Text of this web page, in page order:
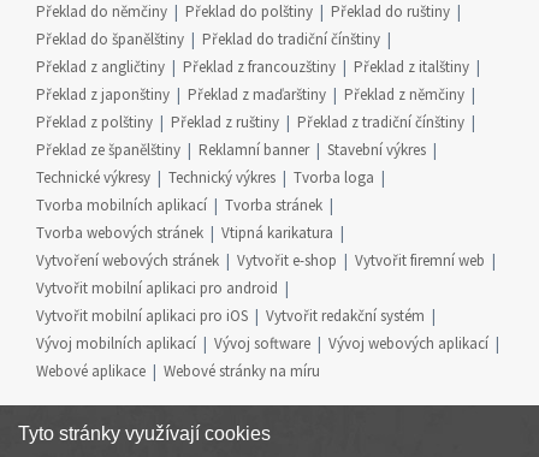
Překlad do němčiny
Překlad do polštiny
Překlad do ruštiny
Překlad do španělštiny
Překlad do tradiční čínštiny
Překlad z angličtiny
Překlad z francouzštiny
Překlad z italštiny
Překlad z japonštiny
Překlad z maďarštiny
Překlad z němčiny
Překlad z polštiny
Překlad z ruštiny
Překlad z tradiční čínštiny
Překlad ze španělštiny
Reklamní banner
Stavební výkres
Technické výkresy
Technický výkres
Tvorba loga
Tvorba mobilních aplikací
Tvorba stránek
Tvorba webových stránek
Vtipná karikatura
Vytvoření webových stránek
Vytvořit e-shop
Vytvořit firemní web
Vytvořit mobilní aplikaci pro android
Vytvořit mobilní aplikaci pro iOS
Vytvořit redakční systém
Vývoj mobilních aplikací
Vývoj software
Vývoj webových aplikací
Webové aplikace
Webové stránky na míru
Tyto stránky využívají cookies